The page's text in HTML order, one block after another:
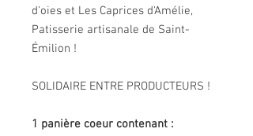
d'oies et Les Caprices d'Amélie,
Patisserie artisanale de Saint-
Émilion !
SOLIDAIRE ENTRE PRODUCTEURS !
1 panière coeur contenant :